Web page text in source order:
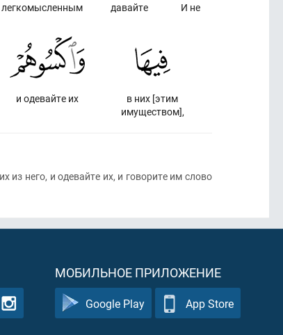
И не
давайте
легкомысленным
в них [этим
имуществом],
и одевайте их
из него, и одевайте их, и говорите им слово
МОБИЛЬНОЕ ПРИЛОЖЕНИЕ
Google Play App Store